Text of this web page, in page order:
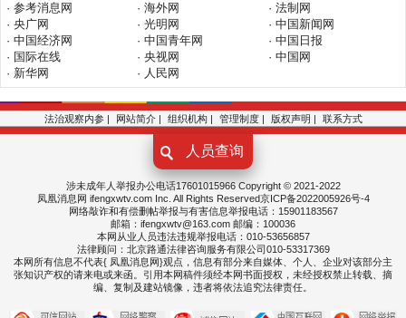
· 参考消息网
· 海外网
· 法制网
· 央广网
· 光明网
· 中国新闻网
· 中国经济网
· 中国青年网
· 中国日报
· 国际在线
· 央视网
· 中国网
· 新华网
· 人民网
法治观察内参| 网站简介| 组织机构| 管理制度| 版权声明 | 联系方式
人员查询
涉未成年人举报办公电话17601015966 Copyright © 2021-2022
凤凰消息网 ifengxwtv.com Inc. All Rights Reserved京ICP备2022005926号-4
网络敲诈和有偿删帖举报与有害信息举报电话：15901183567
邮箱：ifengxwtv@163.com 邮编：100036
本网从业人员违法违规举报电话：010-53656857
法律顾问：北京路通法律咨询服务有限公司010-53317369
本网所有信息不代表{ 凤凰消息 网}观点，信息有部分来自媒体、个人、企业对该部分主
张知识产权的请来电或来函。引用本网稿件须经本网书面授权，未经授权禁止转载、摘
编、复制及建站镜像，违者将依法追究法律责任。